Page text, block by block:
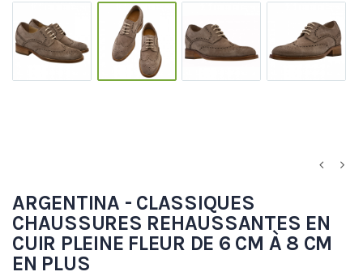
ARGENTINA - CLASSIQUES
CHAUSSURES REHAUSSANTES EN
CUIR PLEINE FLEUR DE 6 CM À 8 CM
EN PLUS